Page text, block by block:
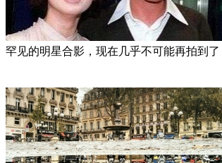
罕见的明星合影，现在几乎不可能再拍到了